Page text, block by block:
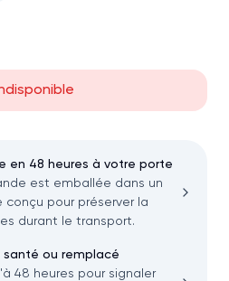
en 48 heures à votre porte
est emballée dans un
conçu pour préserver la
durant le transport.
ou remplacé
48 heures pour signaler